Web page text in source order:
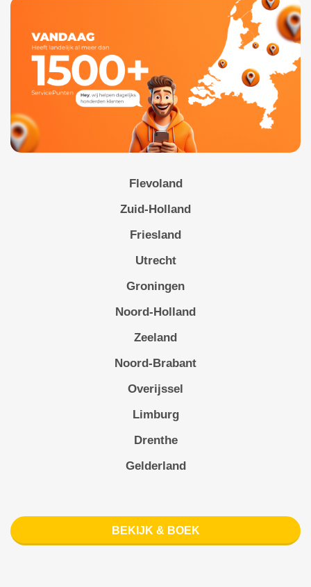
Flevoland
Zuid-Holland
Friesland
Utrecht
Groningen
Noord-Holland
Zeeland
Noord-Brabant
Overijssel
Limburg
Drenthe
Gelderland
BEKIJK & BOEK